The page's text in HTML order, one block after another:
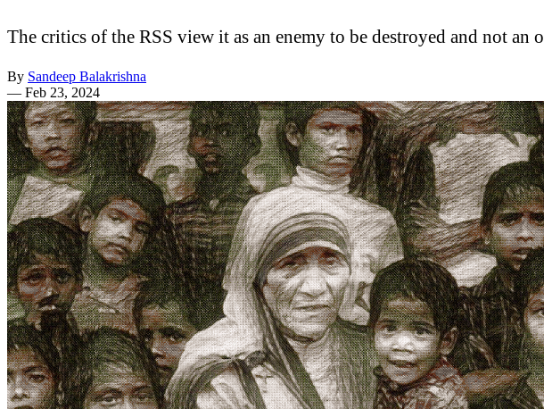
The critics of the RSS view it as an enemy to be destroyed and not
By Sandeep Balakrishna
— Feb 23, 2024